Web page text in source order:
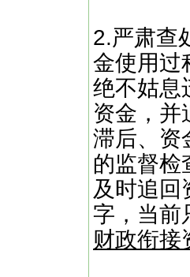
2.严肃查
金使用过
绝不姑息
资金，并
滞后、资
的监督检
及时追
字，当前
财政衔接